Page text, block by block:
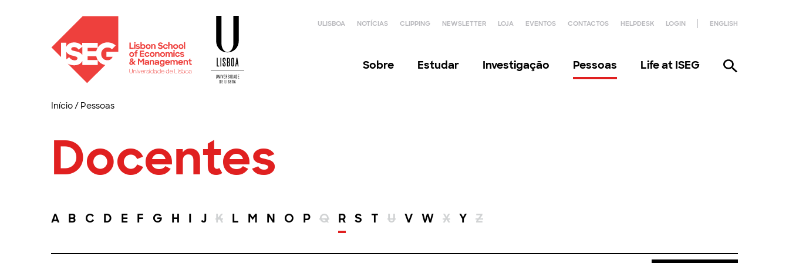
ULISBOA NOTÍCIAS CLIPPING NEWSLETTER LOJA EVENTOS CONTACTOS HELPDESK LOGIN ENGLISH
Sobre Estudar Investigação Pessoas Life at ISEG
Início/ Pessoas
Docentes
A B C D E F G H I J K L M N O P Q R S T U V W X Y Z